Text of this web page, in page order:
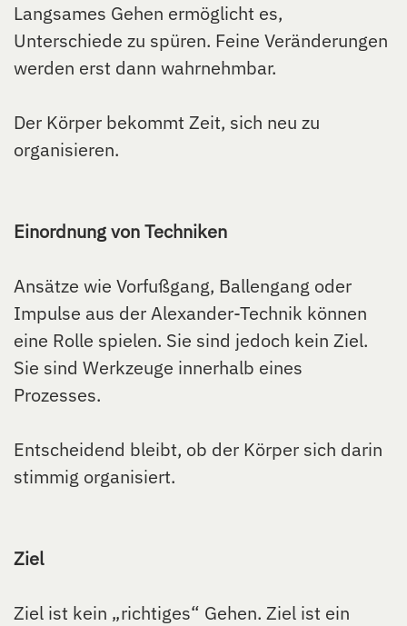
Langsames Gehen ermöglicht es,
Unterschiede zu spüren. Feine Veränderungen
werden erst dann wahrnehmbar.
Der Körper bekommt Zeit, sich neu zu
organisieren.
Einordnung von Techniken
Ansätze wie Vorfußgang, Ballengang oder
Impulse aus der Alexander-Technik können
eine Rolle spielen. Sie sind jedoch kein Ziel.
Sie sind Werkzeuge innerhalb eines
Prozesses.
Entscheidend bleibt, ob der Körper sich darin
stimmig organisiert.
Ziel
Ziel ist kein „richtiges“ Gehen. Ziel ist ein